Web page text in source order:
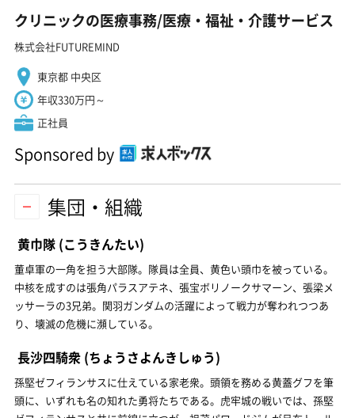
クリニックの医療事務/医療・福祉・介護サービス
株式会社FUTUREMIND
東京都 中央区
年収330万円～
正社員
Sponsored by
集団・組織
黄巾隊 (こうきんたい)
董卓軍の一角を担う大部隊。隊員は全員、黄色い頭巾を被っている。
中核を成すのは張角パラスアテネ、張宝ボリノークサマーン、張梁メ
ッサーラの3兄弟。関羽ガンダムの活躍によって戦力が奪われつつあ
り、壊滅の危機に瀕している。
長沙四騎衆 (ちょうさよんきしゅう)
孫堅ゼフィランサスに仕えている家老衆。頭領を務める黄蓋グフを筆
頭に、いずれも名の知れた勇将たちである。虎牢城の戦いでは、孫堅